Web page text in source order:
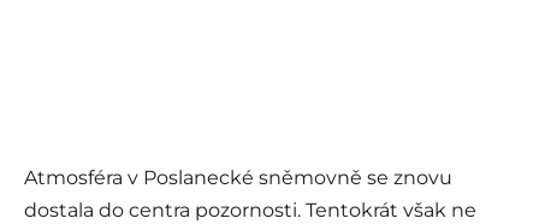
Atmosféra v Poslanecké sněmovně se znovu
dostala do centra pozornosti. Tentokrát však ne